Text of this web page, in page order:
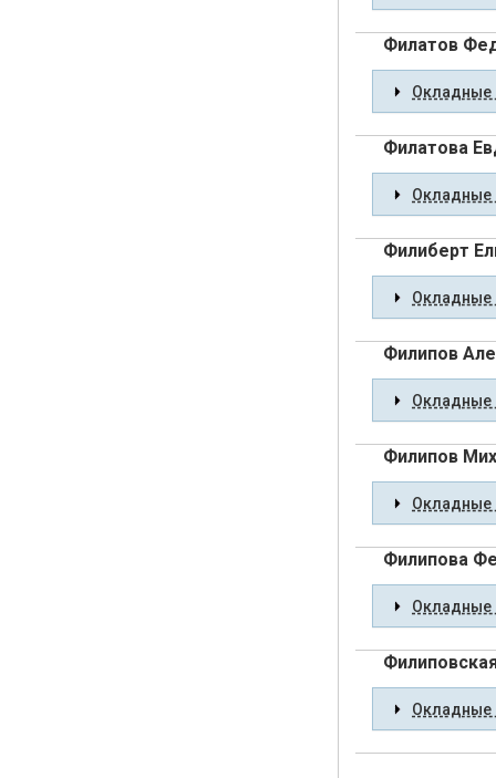
Филатов
Окладные
Филатова
Окладные
Филиберт
Окладные
Филипов
Окладные
Филипов
Окладные
Филипова
Окладные
Окладные